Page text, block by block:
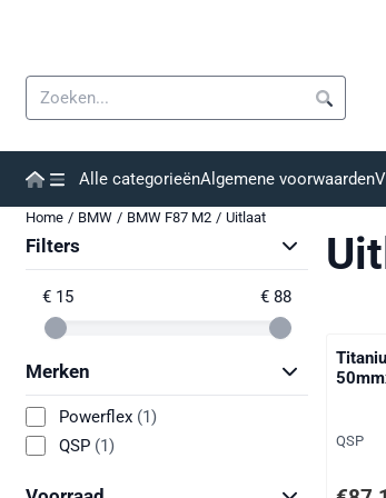
Zoeken
Alle categorieënAlgemene voorwaarden
Home / BMW / BMW F87 M2 / Uitlaat
Filters
€ 15 € 88
Merken
Powerflex (1)
QSP (1) Merk:
QSP
Prijs: